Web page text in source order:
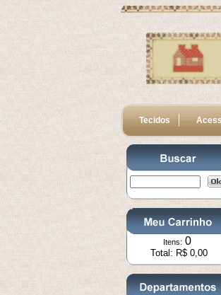
Tecidos
Itens: 0
Total: R$ 0,00